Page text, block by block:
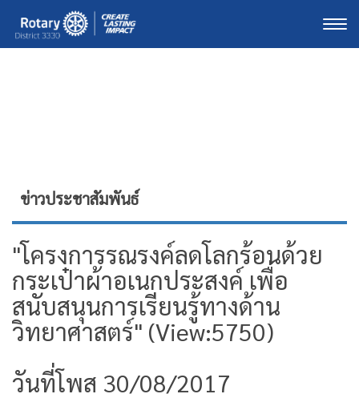
ข่าวประชาสัมพันธ์
"โครงการรณรงค์ลดโลกร้อนด้วย
กระเป๋าผ้าอเนกประสงค์ เพื่อ
สนับสนุนการเรียนรู้ทางด้าน
วิทยาศาสตร์" (View:5750)
วันที่โพส 30/08/2017